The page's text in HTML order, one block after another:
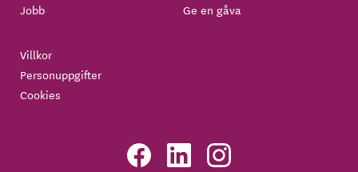
Jobb
Ge en gåva
Villkor
Personuppgifter
Cookies